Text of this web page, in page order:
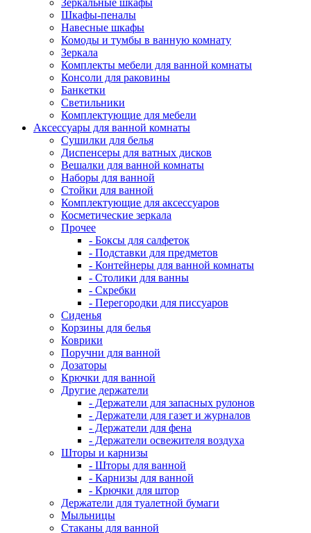
Зеркальные шкафы
Шкафы-пеналы
Навесные шкафы
Комоды и тумбы в ванную комнату
Зеркала
Комплекты мебели для ванной комнаты
Консоли для раковины
Банкетки
Светильники
Комплектующие для мебели
Аксессуары для ванной комнаты
Сушилки для белья
Диспенсеры для ватных дисков
Вешалки для ванной комнаты
Наборы для ванной
Стойки для ванной
Комплектующие для аксессуаров
Косметические зеркала
Прочее
- Боксы для салфеток
- Подставки для предметов
- Контейнеры для ванной комнаты
- Столики для ванны
- Скребки
- Перегородки для писсуаров
Сиденья
Корзины для белья
Коврики
Поручни для ванной
Дозаторы
Крючки для ванной
Другие держатели
- Держатели для запасных рулонов
- Держатели для газет и журналов
- Держатели для фена
- Держатели освежителя воздуха
Шторы и карнизы
- Шторы для ванной
- Карнизы для ванной
- Крючки для штор
Держатели для туалетной бумаги
Мыльницы
Стаканы для ванной